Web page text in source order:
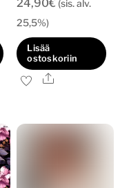
24,90€ (sis. alv.
25,5%)
Lisää
ostoskoriin
Ale